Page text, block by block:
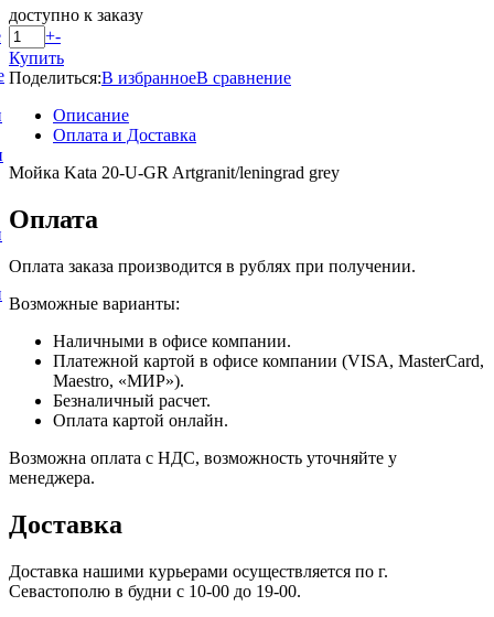
доступно к заказу
+-
Купить
Поделиться:В избранноеВ сравнение
Описание
Оплата и Доставка
Мойка Kata 20-U-GR Artgranit/leningrad grey
Оплата
Оплата заказа производится в рублях при получении.
Возможные варианты:
Наличными в офисе компании.
Платежной картой в офисе компании (VISA, MasterCard,
Maestro, «МИР»).
Безналичный расчет.
Оплата картой онлайн.
Возможна оплата с НДС, возможность уточняйте у
менеджера.
Доставка
Доставка нашими курьерами осуществляется по г.
Севастополю в будни с 10-00 до 19-00.